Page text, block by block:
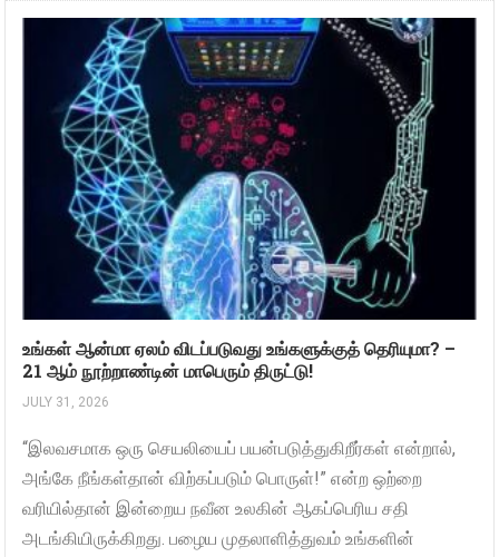
உங்கள் ஆன்மா ஏலம் விடப்படுவது உங்களுக்குத் தெரியுமா? –
21 ஆம் நூற்றாண்டின் மாபெரும் திருட்டு!
JULY 31, 2026
“இலவசமாக ஒரு செயலியைப் பயன்படுத்துகிறீர்கள் என்றால்,
அங்கே நீங்கள்தான் விற்கப்படும் பொருள்!” என்ற ஒற்றை
வரியில்தான் இன்றைய நவீன உலகின் ஆகப்பெரிய சதி
அடங்கியிருக்கிறது. பழைய முதலாளித்துவம் உங்களின்